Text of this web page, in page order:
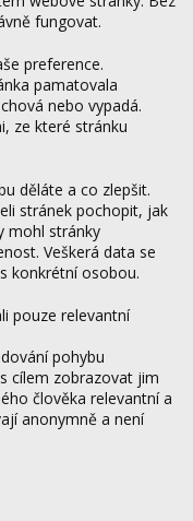
fungovat.
preference.
pamatovala
nebo vypadá.
ze které stránku
děláte a co zlepšit.
stránek pochopit, jak
mohl stránky
Veškerá data se
konkrétní osobou.
pouze relevantní
pohybu
cílem zobrazovat jim
člověka relevantní a
anonymně a není